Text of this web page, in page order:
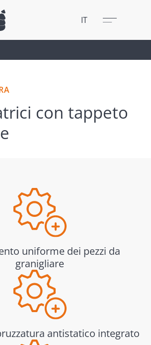
IT Menu
Chiudere
con tappeto
uniforme dei pezzi da
granigliare
antistatico integrato